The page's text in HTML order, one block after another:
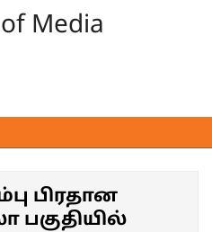
பிரதான
பகுதியில்